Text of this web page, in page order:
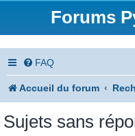
Forums
FAQ
Accueil du forum
Sujets sans